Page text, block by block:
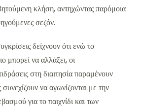
κλήση, αντηχώντας παρόμοια
σεζόν.
δείχνουν ότι ενώ το
μπορεί να αλλάξει, οι
στη διαιτησία παραμένουν
να αγωνίζονται με την
για το παιχνίδι και των